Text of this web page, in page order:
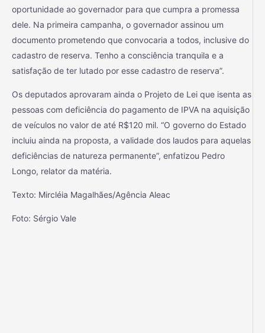
oportunidade ao governador para que cumpra a promessa
dele. Na primeira campanha, o governador assinou um
documento prometendo que convocaria a todos, inclusive do
cadastro de reserva. Tenho a consciência tranquila e a
satisfação de ter lutado por esse cadastro de reserva”.
Os deputados aprovaram ainda o Projeto de Lei que isenta as
pessoas com deficiência do pagamento de IPVA na aquisição
de veículos no valor de até R$120 mil. “O governo do Estado
incluiu ainda na proposta, a validade dos laudos para aquelas
deficiências de natureza permanente”, enfatizou Pedro
Longo, relator da matéria.
Texto: Mircléia Magalhães/Agência Aleac
Foto: Sérgio Vale